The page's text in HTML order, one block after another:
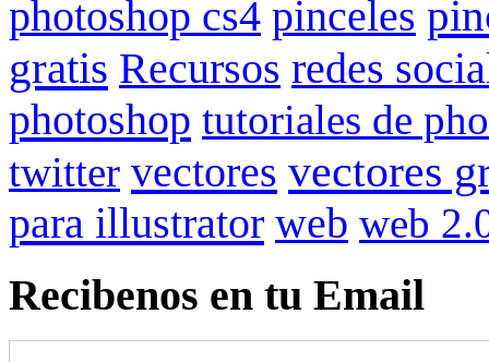
photoshop cs4 pinceles
gratis Recursos redes
photoshop tutoriales de
twitter vectores vectores
para illustrator web web
Recibenos en tu Email